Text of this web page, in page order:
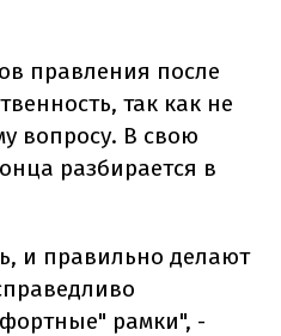
правления после
так как не
вопросу. В свою
разбирается в
и правильно делают
рамки", -